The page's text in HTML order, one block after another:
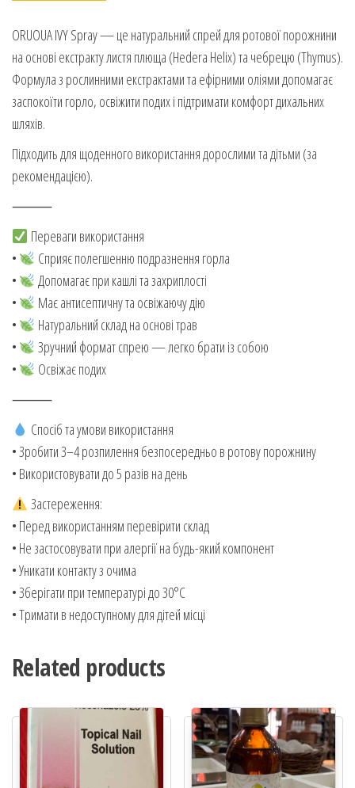
ORUOUA IVY Spray — це натуральний спрей для ротової порожнини
на основі екстракту листя плюща (Hedera Helix) та чебрецю (Thymus).
Формула з рослинними екстрактами та ефірними оліями допомагає
заспокоїти горло, освіжити подих і підтримати комфорт дихальних
шляхів.
Підходить для щоденного використання дорослими та дітьми (за
рекомендацією).
⸻
Переваги використання
•
Сприяє полегшенню подразнення горла
•
Допомагає при кашлі та захриплості
•
Має антисептичну та освіжаючу дію
•
Натуральний склад на основі трав
•
Зручний формат спрею — легко брати із собою
•
Освіжає подих
⸻
Спосіб та умови використання
• Зробити 3–4 розпилення безпосередньо в ротову порожнину
• Використовувати до 5 разів на день
Застереження:
• Перед використанням перевірити склад
• Не застосовувати при алергії на будь-який компонент
• Уникати контакту з очима
• Зберігати при температурі до 30°C
• Тримати в недоступному для дітей місці
Related products